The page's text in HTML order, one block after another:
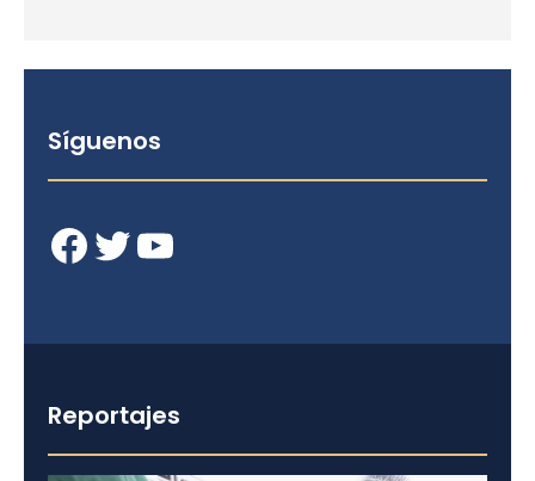
Síguenos
Facebook Twitter YouTube
Reportajes